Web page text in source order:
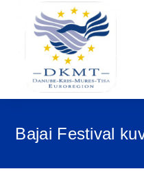
Bajai Festival